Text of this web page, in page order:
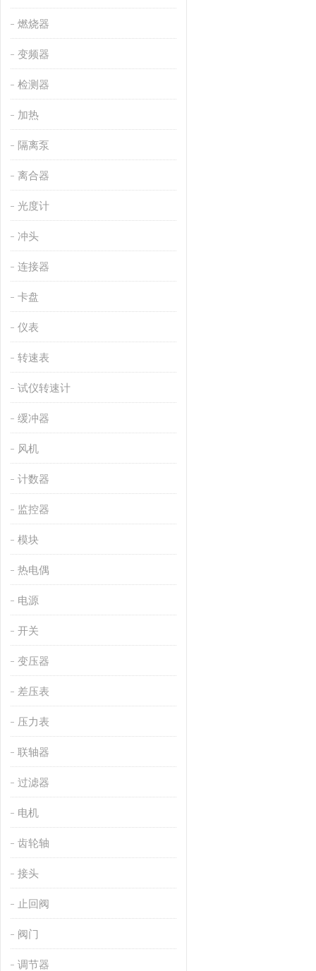
燃烧器
变频器
检测器
加热
隔离泵
离合器
光度计
冲头
连接器
卡盘
仪表
转速表
试仪转速计
缓冲器
风机
计数器
监控器
模块
热电偶
电源
开关
变压器
差压表
压力表
联轴器
过滤器
电机
齿轮轴
接头
止回阀
阀门
调节器